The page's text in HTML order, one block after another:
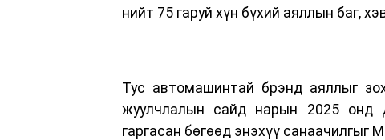
нийт 75 гаруй хүн бүхий аяллын баг,
Тус автомашинтай брэнд аяллыг
жуулчлалын сайд нарын 2025 онд
гаргасан бөгөөд энэхүү санаачилгыг